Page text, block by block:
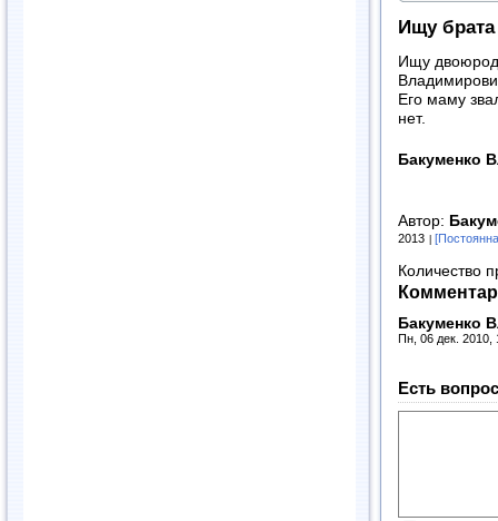
Ищу брата
Ищу
Его маму
нет.
Бакуменко
Автор:
2013
Количество
Бакуменко
Пн, 06 дек. 2010,
Есть